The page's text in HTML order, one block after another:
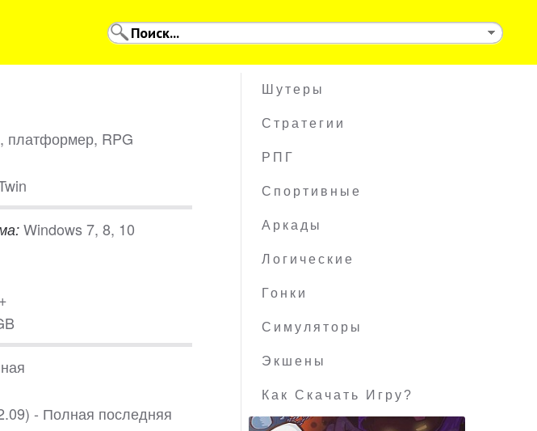
платформер, RPG
Windows 7, 8, 10
- Полная последняя
Шутеры
Стратегии
РПГ
Спортивные
Аркады
Логические
Гонки
Симуляторы
Экшены
Как Скачать Игру?